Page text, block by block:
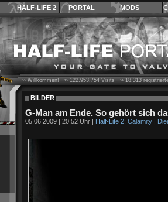
HALF-LIFE 2 PORTAL MODS
›› Willkommen! ››122.953.754Visits ››18.313
BILDER
G-Man am Ende. So gehört sich
05.06.2009 | 20:52 Uhr | Half-Life 2: Calamity |